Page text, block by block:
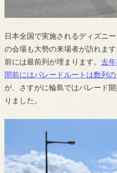
日本全国で実施されるディズニ
の会場も大勢の来場者が訪れま
前には最前列が埋まります。 去
間前にはパレードルートは数列の
が、さすがに輪島ではパレード
りました。